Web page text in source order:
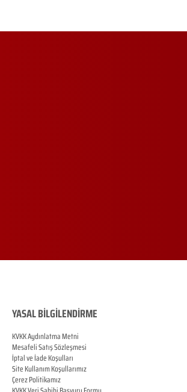
YASAL BİLGİLENDİRME
KVKK Aydınlatma Metni
Mesafeli Satış Sözleşmesi
İptal ve İade Koşulları
Site Kullanım Koşullarımız
Çerez Politikamız